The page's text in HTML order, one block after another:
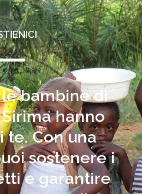
bambine di
hanno
te. Con una
sostenere i
e garantire